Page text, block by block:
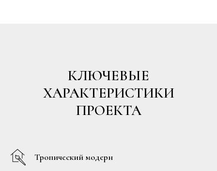
КЛЮЧЕВЫЕ
ХАРАКТЕРИСТИКИ
ПРОЕКТА
Тропический модерн